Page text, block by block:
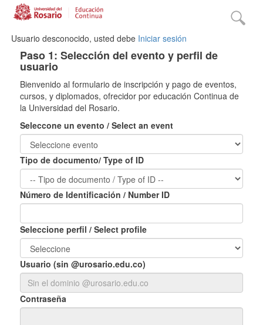
Usuario desconocido, usted debe Iniciar sesión
Paso 1: Selección del evento y perfil de
usuario
Bienvenido al formulario de inscripción y pago de eventos,
cursos, y diplomados, ofrecidor por educación Continua de
la Universidad del Rosario.
Seleccone un evento / Select an event
Tipo de documento/ Type of ID
Número de Identificación / Number ID
Seleccione perfil / Select profile
Usuario (sin @urosario.edu.co)
Contraseña